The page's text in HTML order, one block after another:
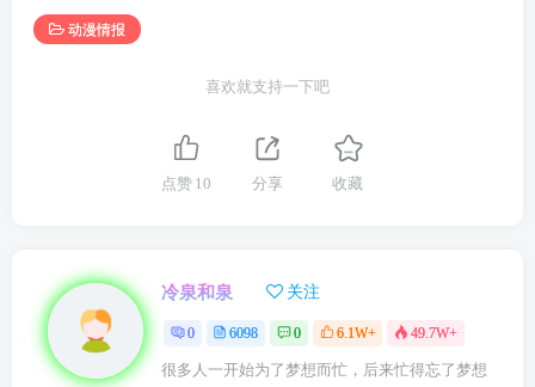
动漫情报
喜欢就支持一下吧
点赞 10 分享 收藏
冷泉和泉 关注
0 6098 0 6.1W+ 49.7W+
很多人一开始为了梦想而忙，后来忙得忘了梦想